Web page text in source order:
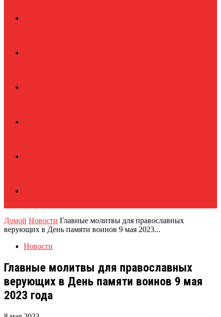
Домой Новости Главные молитвы для православных
верующих в День памяти воинов 9 мая 2023...
Новости
Главные молитвы для православных
верующих в День памяти воинов 9 мая
2023 года